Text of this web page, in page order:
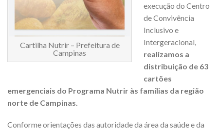
Cartilha Nutrir – Prefeitura de
Campinas
execução do Centro
de Convivência
Inclusivo e
Intergeracional,
realizamos a
distribuição de 63
cartões
emergenciais do Programa Nutrir às famílias da região
norte de Campinas.
Conforme orientações das autoridade da área da saúde e da